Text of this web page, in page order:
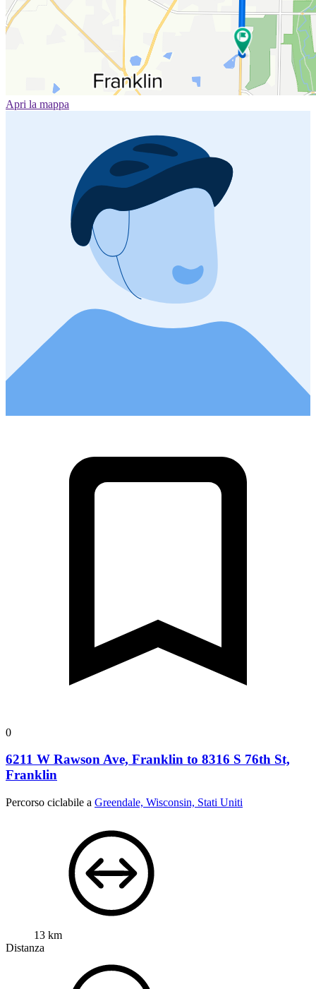
Apri la mappa
0
6211 W Rawson Ave, Franklin to 8316 S 76th St,
Franklin
Percorso ciclabile a Greendale, Wisconsin, Stati Uniti
13 km
Distanza